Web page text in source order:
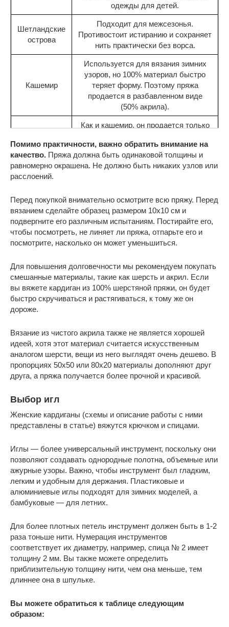
одежды для детей.
Шетландские
острова
Подходит для межсезонья.
Противостоит истиранию и сохраняет
нить практически без ворса.
Кашемир
Используется для вязания зимних
узоров, но 100% материал быстро
теряет форму. Поэтому пряжа
продается в разбавленном виде
(50% акрила).
Мохер
Как и кашемир, он продается только
Он подходит для вязания весенних,
летних и зимних кардиганов.
весенних узоров.
Альпака
Она подходит для кардиганов без
замысловатых узоров, так как имеет
тенденцию растягиваться в плечах
под весом всего изделия.
Помимо практичности, важно обратить внимание на
качество. Пряжа должна быть одинаковой толщины и
равномерно окрашена. Не должно быть никаких узлов или
расслоений.
Перед покупкой внимательно осмотрите всю пряжу. Перед
вязанием сделайте образец размером 10х10 см и
подвергните его различным испытаниям. Постирайте его,
чтобы посмотреть, не линяет ли пряжа, отпарьте его и
посмотрите, насколько он может уменьшиться.
Для повышения долговечности мы рекомендуем покупать
смешанные материалы, такие как шерсть и акрил. Если
вы вяжете кардиган из 100% шерстяной пряжи, он будет
быстро скручиваться и растягиваться, к тому же он
дороже.
Вязание из чистого акрила также не является хорошей
идеей, хотя этот материал считается искусственным
аналогом шерсти, вещи из него выглядят очень дешево. В
пропорциях 50х50 или 80х20 материалы дополняют друг
друга, а пряжа получается более прочной и красивой.
Выбор игл
Женские кардиганы (схемы и описание работы с ними
представлены в статье) вяжутся крючком и спицами.
Иглы — более универсальный инструмент, поскольку они
позволяют создавать однородные полотна, объемные или
ажурные узоры. Важно, чтобы инструмент был гладким,
легким и удобным для держания. Пластиковые и
алюминиевые иглы подходят для зимних моделей, а
бамбуковые — для летних.
Для более плотных петель инструмент должен быть в 1-2
раза тоньше нити. Нумерация инструментов
соответствует их диаметру, например, спица № 2 имеет
толщину 2 мм. Вы также можете определить
приблизительную толщину нити, чем она меньше, тем
длиннее она в шпульке.
Вы можете обратиться к таблице следующим
образом: